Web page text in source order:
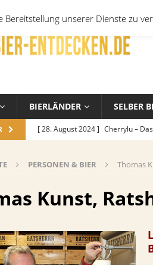
BIERLÄNDER SELBER
[ 28. August 2024 ] Cherrylu –
[ 14. November 2023 ]
Kochen
ALLGEMEIN
[ 17. Oktober 2023 ]
und Jahreszeiten
ALLGEMEIN
[ 26. September 2023 ] Welche
PERSONEN & BIER Thomas
Kunst,
Bereitstellung unserer Dienste zu